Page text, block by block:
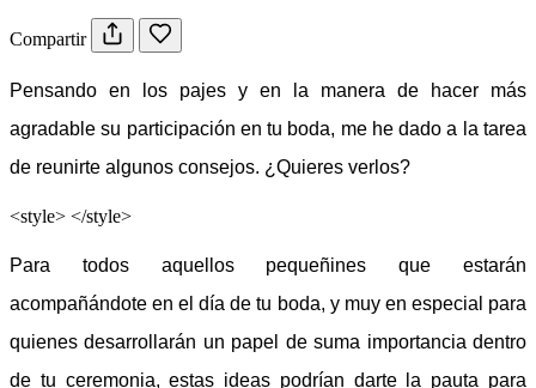
Compartir
Pensando en los pajes y en la manera de hacer más
agradable su participación en tu boda, me he dado a la tarea
de reunirte algunos consejos. ¿Quieres verlos?
<style> </style>
Para todos aquellos pequeñines que estarán
acompañándote en el día de tu boda, y muy en especial para
quienes desarrollarán un papel de suma importancia dentro
de tu ceremonia, estas ideas podrían darte la pauta para